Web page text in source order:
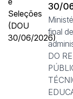
30/
final
DO